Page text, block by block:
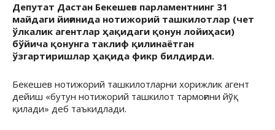
Депутат Дастан Бекешев парламентнинг 31
майдаги йиғинида нотижорий ташкилотлар (чет
ўлкалик агентлар ҳақидаги қонун лойиҳаси)
бўйича қонунга таклиф қилинаётган
ўзгартиришлар ҳақида фикр билдирди.
Бекешев нотижорий ташкилотларни хорижлик агент
дейиш «бутун нотижорий ташкилот тармоғини йўқ
қилади» деб таъкидлади.